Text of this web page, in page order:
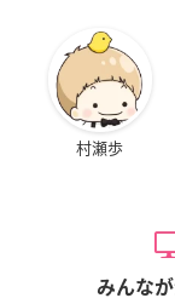
村瀬歩
みんな